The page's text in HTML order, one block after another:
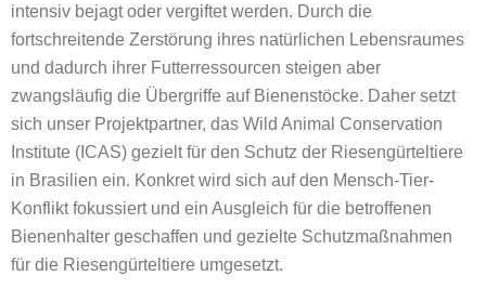
intensiv bejagt oder vergiftet werden. Durch die
fortschreitende Zerstörung ihres natürlichen Lebensraumes
und dadurch ihrer Futterressourcen steigen aber
zwangsläufig die Übergriffe auf Bienenstöcke. Daher setzt
sich unser Projektpartner, das Wild Animal Conservation
Institute (ICAS) gezielt für den Schutz der Riesengürteltiere
in Brasilien ein. Konkret wird sich auf den Mensch-Tier-
Konflikt fokussiert und ein Ausgleich für die betroffenen
Bienenhalter geschaffen und gezielte Schutzmaßnahmen
für die Riesengürteltiere umgesetzt.